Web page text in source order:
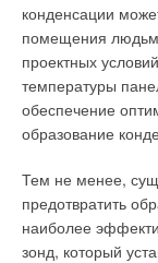
конденсации
помещения
проектных
температуры
обеспечение
образование
Тем не менее,
предотвратить
наиболее
зонд, который